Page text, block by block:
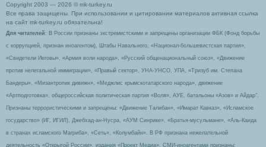
Copyright 2003 — 2026 © mk-turkey.ru
Все права защищены. При использовании и цитировании материалов активная ссылка
на сайт mk-turkey.ru обязательна!
Для читателей : В России признаны экстремистскими и запрещены организации ФБК (Фонд борьбы
с коррупцией, признан иноагентом), Штабы Навального, «Национал-большевистская партия»,
«Свидетели Иеговы», «Армия воли народа», «Русский общенациональный союз», «Движение
против нелегальной иммиграции», «Правый сектор», УНА-УНСО, УПА, «Тризуб им. Степана
Бандеры», «Мизантропик дивижн», «Меджлис крымскотатарского народа», движение
«Артподготовка», общероссийская политическая партия «Воля», АУЕ, батальоны «Азов» и Айдар″.
Признаны террористическими и запрещены: «Движение Талибан», «Имарат Кавказ», «Исламское
государство» (ИГ, ИГИЛ), Джебхад-ан-Нусра, «АУМ Синрике», «Братья-мусульмане», «Аль-Каида
в странах исламского Магриба», «Сеть», «Колумбайн». В РФ признана нежелательной
деятельность «Открытой России», издания «Проект Медиа». СМИ-иноагентами признаны: